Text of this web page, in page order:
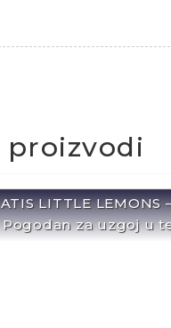
proizvodi
LITTLE LEMONS
Pogodan za uzgoj u